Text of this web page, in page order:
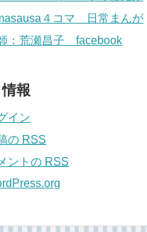
４コマ 日常まんが
：荒瀬昌子 facebook
報
イン
の RSS
ントの RSS